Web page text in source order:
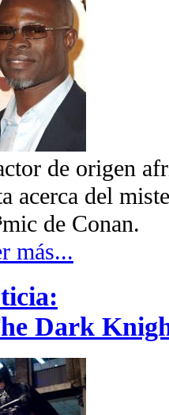
de origen
acerca del
de Conan.
más...
Dark